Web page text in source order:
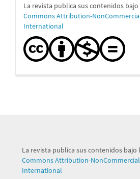
La revista publica sus contenidos bajo
Commons Attribution-
International
La revista publica sus contenidos bajo
Commons Attribution-
International